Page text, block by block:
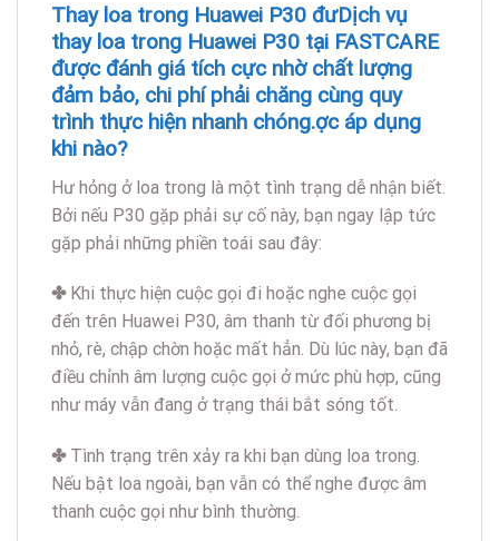
Thay loa trong Huawei P30 đưDịch vụ
thay loa trong Huawei P30 tại FASTCARE
được đánh giá tích cực nhờ chất lượng
đảm bảo, chi phí phải chăng cùng quy
trình thực hiện nhanh chóng.ợc áp dụng
khi nào?
Hư hỏng ở loa trong là một tình trạng dễ nhận biết.
Bởi nếu P30 gặp phải sự cố này, bạn ngay lập tức
gặp phải những phiền toái sau đây:
✤Khi thực hiện cuộc gọi đi hoặc nghe cuộc gọi
đến trên Huawei P30, âm thanh từ đối phương bị
nhỏ, rè, chập chờn hoặc mất hẳn. Dù lúc này, bạn đã
điều chỉnh âm lượng cuộc gọi ở mức phù hợp, cũng
như máy vẫn đang ở trạng thái bắt sóng tốt.
✤Tình trạng trên xảy ra khi bạn dùng loa trong.
Nếu bật loa ngoài, bạn vẫn có thể nghe được âm
thanh cuộc gọi như bình thường.